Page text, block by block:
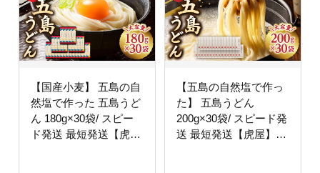
【国産小麦】 五島の自
然塩で作った 五島うど
ん 180g×30袋/ スピー
ド発送 最短発送【虎
【五島の自然塩で作っ
た】 五島うどん
200g×30袋/ スピード発
送 最短発送【虎屋】